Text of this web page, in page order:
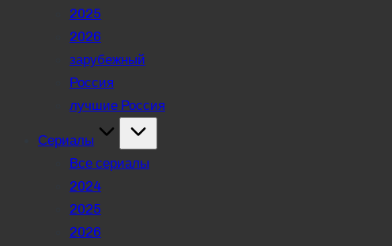
2025
2026
зарубежный
Россия
лучшие Россия
Сериалы
Все сериалы
2024
2025
2026